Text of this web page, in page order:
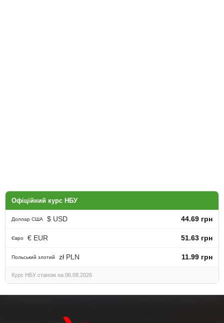
Офіційний курс НБУ
Доллар США $ USD 44.69 грн
Євро € EUR 51.63 грн
Польський злотий zł PLN 11.99 грн
Курс НБУ станом на 06.08.2026